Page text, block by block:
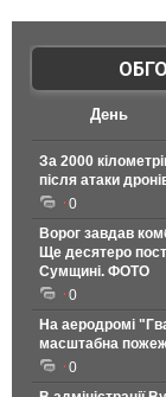
День
За 2000
після атаки
0
Ворог завдав
Ще десятеро
Сумщині. ФОТО
0
На аеродромі
масштабна
0